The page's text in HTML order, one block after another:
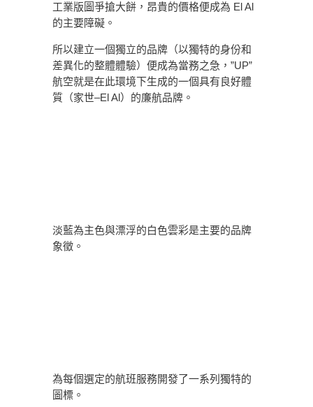
工業版圖爭搶大餅，昂貴的價格便成為 El Al
的主要障礙。
所以建立一個獨立的品牌（以獨特的身份和
差異化的整體體驗）便成為當務之急，”UP”
航空就是在此環境下生成的一個具有良好體
質（家世–El Al）的廉航品牌。
淡藍為主色與漂浮的白色雲彩是主要的品牌
象徵。
為每個選定的航班服務開發了一系列獨特的
圖標。